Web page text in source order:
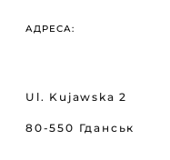
АДРЕСА:
Ul. Kujawska 2
80-550 Гданськ